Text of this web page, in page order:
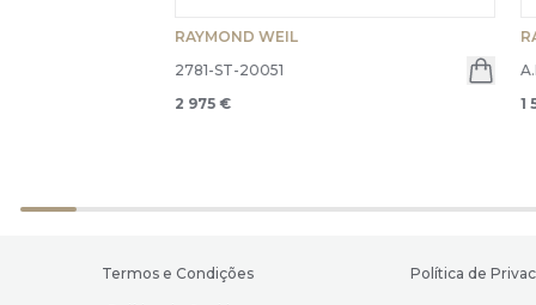
RAYMOND WEIL
2781-ST-20051
2 975 €
1
Termos e Condições Política de